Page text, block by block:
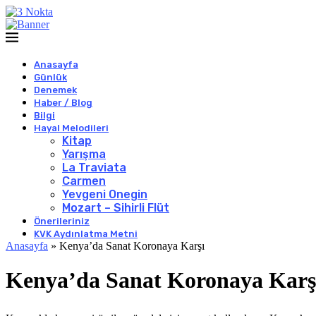
Anasayfa
Günlük
Denemek
Haber / Blog
Bilgi
Hayal Melodileri
Kitap
Yarışma
La Traviata
Carmen
Yevgeni Onegin
Mozart – Sihirli Flüt
Önerileriniz
KVK Aydınlatma Metni
Anasayfa » Kenya’da Sanat Koronaya Karşı
Kenya’da Sanat Koronaya